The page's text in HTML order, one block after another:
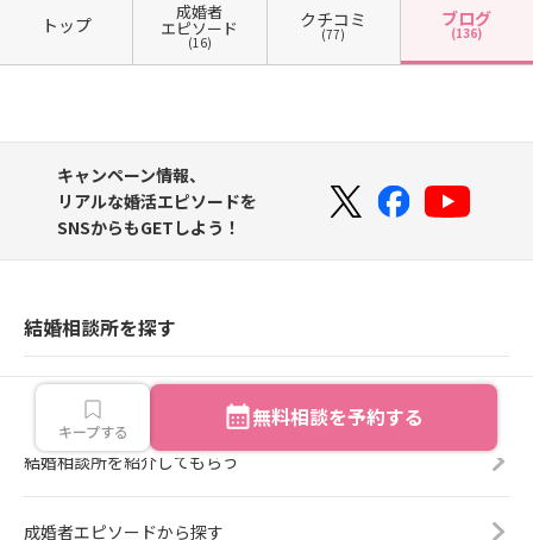
トップ
成婚者
エピソード
(16)
クチコミ
(77)
ブログ
(136)
キープする 無料相談を予約する
キャンペーン情報、
リアルな婚活エピソードを
SNSからもGETしよう！
結婚相談所を探す
結婚相談所をエリアから探す
結婚相談所を紹介してもらう
成婚者エピソードから探す